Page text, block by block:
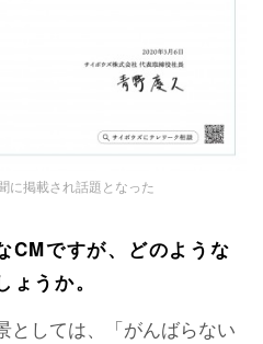
に掲載され話題となった
ですが、どのような
うか。
としては、「がんばらない